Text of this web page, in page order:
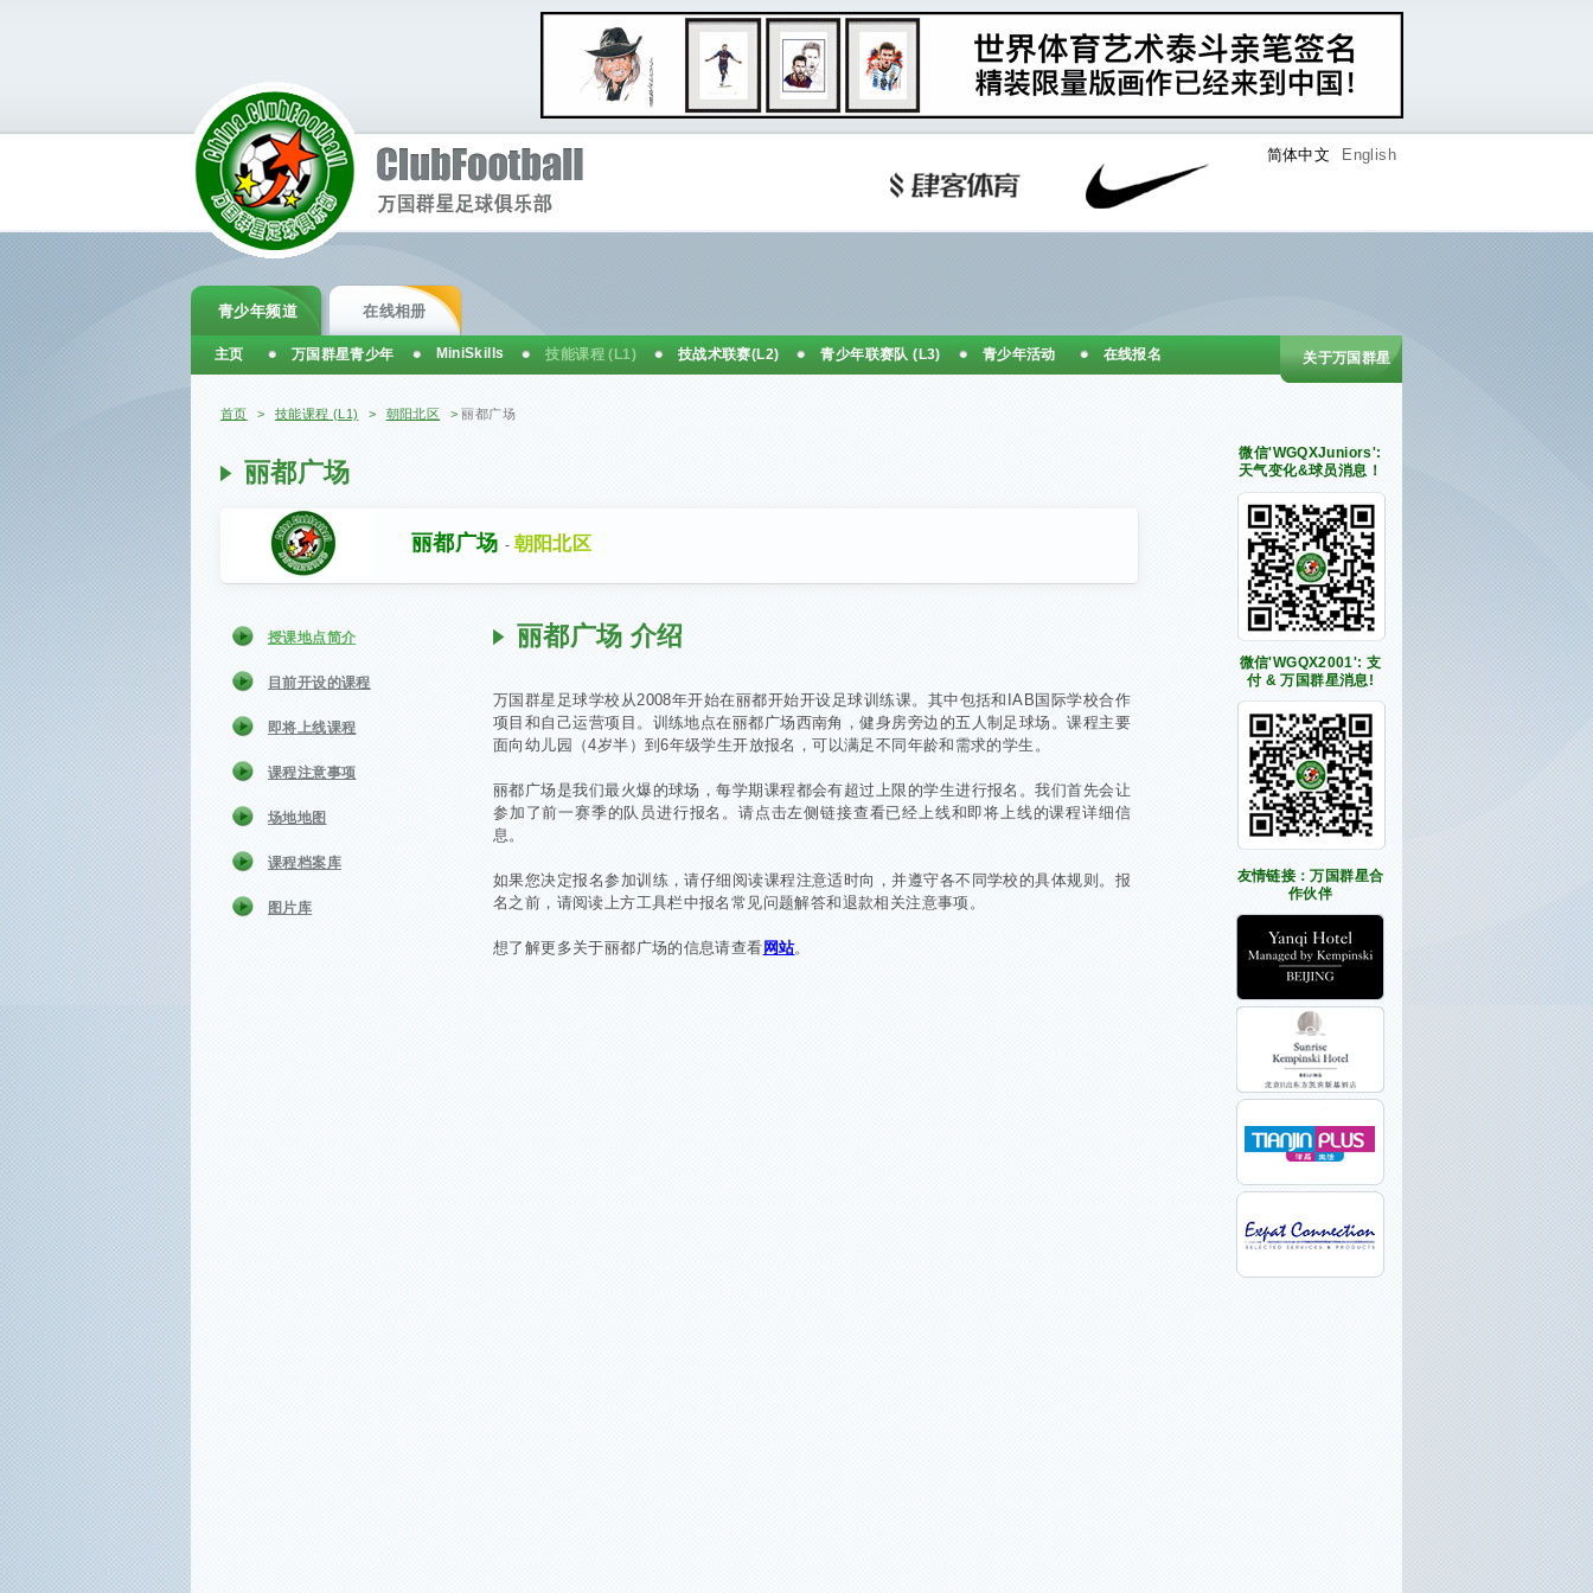
简体中文 English
你在这里
首页 > 技能课程 (L1) > 朝阳北区 >丽都广场
丽都广场
丽都广场 - 朝阳北区
授课地点简介
目前开设的课程
即将上线课程
课程注意事项
场地地图
课程档案库
图片库
丽都广场 介绍
万国群星足球学校从2008年开始在丽都开始开设足球训练课。其中包括和IAB国际学校合作
项目和自己运营项目。训练地点在丽都广场西南角，健身房旁边的五人制足球场。课程主要
面向幼儿园（4岁半）到6年级学生开放报名，可以满足不同年龄和需求的学生。
丽都广场是我们最火爆的球场，每学期课程都会有超过上限的学生进行报名。我们首先会让
参加了前一赛季的队员进行报名。请点击左侧链接查看已经上线和即将上线的课程详细信
息。
如果您决定报名参加训练，请仔细阅读课程注意适时向，并遵守各不同学校的具体规则。报
名之前，请阅读上方工具栏中报名常见问题解答和退款相关注意事项。
想了解更多关于丽都广场的信息请查看网站。
青少年频道 在线相册
关于万国群星
主页 万国群星青少年 MiniSkills 技能课程 (L1) 技战术联赛(L2) 青少年联赛队 (L3) 青少年活动 在线报名
微信'WGQXJuniors':
天气变化&球员消息！
微信'WGQX2001': 支
付 & 万国群星消息!
友情链接：万国群星合
作伙伴